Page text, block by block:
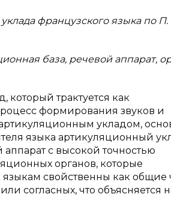
французского языка по П.
база, речевой аппарат,
трактуется как
формирования звуков и
укладом,
языка артикуляционный
с высокой точностью
органов, которые
свойственны как общие
согласных, что объясняется